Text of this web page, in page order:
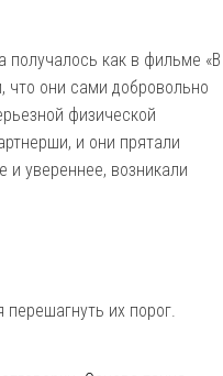
как в фильме «В
что они сами добровольно
физической
и они прятали
и увереннее, возникали
их порог.